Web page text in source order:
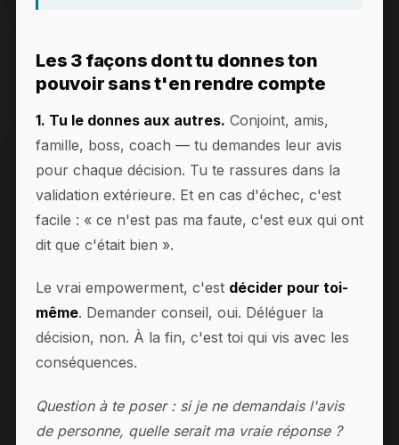
Les 3 façons dont tu donnes ton
pouvoir sans t'en rendre compte
1. Tu le donnes aux autres. Conjoint, amis,
famille, boss, coach — tu demandes leur avis
pour chaque décision. Tu te rassures dans la
validation extérieure. Et en cas d'échec, c'est
facile : « ce n'est pas ma faute, c'est eux qui ont
dit que c'était bien ».
Le vrai empowerment, c'est décider pour toi-
même. Demander conseil, oui. Déléguer la
décision, non. À la fin, c'est toi qui vis avec les
conséquences.
Question à te poser : si je ne demandais l'avis
de personne, quelle serait ma vraie réponse ?